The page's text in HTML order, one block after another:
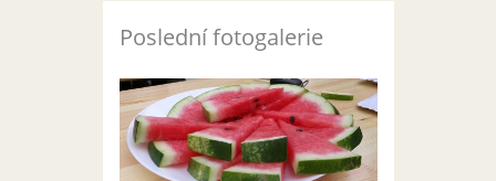
Poslední fotogalerie